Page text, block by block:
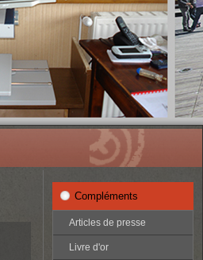
Compléments
Articles de presse
Livre d'or